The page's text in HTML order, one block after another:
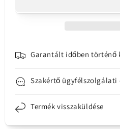
Garantált időben történő
Szakértő ügyfélszolgálati
Termék visszaküldése